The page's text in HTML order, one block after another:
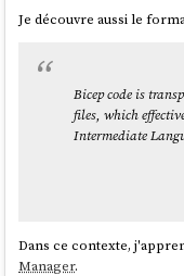
          "tofu plan*": "allow",
          "tofu output*": "allow",
          "helm list*": "allow",
          "helm status*": "allow",
          "git diff*": "allow",
          "git status": "allow",
Je découvre aussi le
Bicep code is
files, which
Intermediate
Dans ce contexte,
Manager.